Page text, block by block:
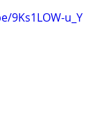
9Ks1LOW-u_Y